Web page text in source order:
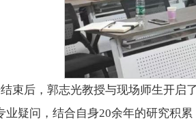
束后，郭志光教授与现场师生开启
业疑问，结合自身20余年的研究积